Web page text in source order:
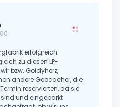
erfolgreich
zu diesen LP-
bzw. Goldyherz,
andere Geocacher, die
reservierten, da sie
und eingeparkt